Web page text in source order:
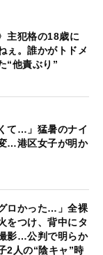
主犯格の18歳に
ぇ。誰かがトドメ
“他責ぶり”
て…」猛暑のナイ
…港区女子が明か
ロかった…」全裸
をつけ、背中にタ
影…公判で明らか
2人の“陰キャ”時